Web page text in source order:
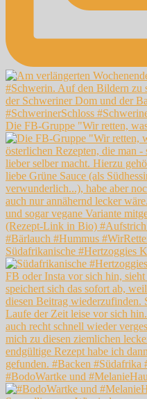
Die FB-Gruppe "Wir retten,
Südafrikanische #Hertzoggies
#BodoWartke und